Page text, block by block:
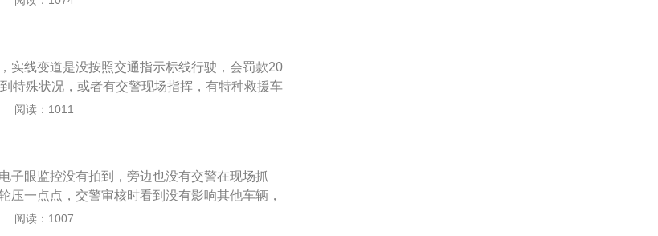
行为记分管理办法》：驾驶校车、中型以上载客
高速公路、城市快速路以外的道路上行驶超过规
一次记1分；驾驶校车、中型以上载客载货汽
动车在高速公路、城市快速路以外的道路上行驶
的，一次记3分；驾驶校车、中型以上载客载
速路以外的道路上行驶超过规定时速20%以上未
车、中型以上载客载货汽车、危险物品运输车
市快速路上行驶超过规定时速20%以上未达到5
载客载货汽车、危险物品运输车辆在高速公
实线变道是没按照交通指示标线行驶，会罚款20
特殊状况，或者有交警现场指挥，有特种救援车
待问题处理完才走的，所以此时实线变道并不会
据进行行政复议撤销处罚的。压实线变道拍照系
原理一般当车前轮压过地上的感应线圈时，电子
地上的感应线圈时，电子拍摄第二张照片，当车
圈时，电子拍摄第三张照片。压实线变道拍照是
会保留一周。对于没有发生重大安全事故的实线
阅读：1011
子眼监控没有拍到，旁边也没有交警在现场抓
压一点点，交警审核时看到没有影响其他车辆，
实线或者骑线行驶的违法行为，属于违反禁止标
阅读：1007